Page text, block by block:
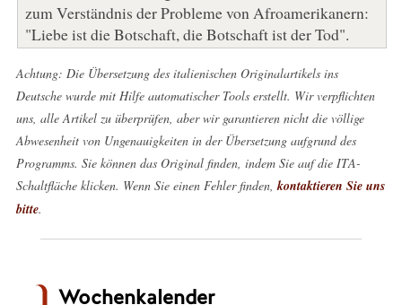
zum Verständnis der Probleme von Afroamerikanern:
"Liebe ist die Botschaft, die Botschaft ist der Tod".
Achtung: Die Übersetzung des italienischen Originalartikels ins
Deutsche wurde mit Hilfe automatischer Tools erstellt. Wir verpflichten
uns, alle Artikel zu überprüfen, aber wir garantieren nicht die völlige
Abwesenheit von Ungenauigkeiten in der Übersetzung aufgrund des
Programms. Sie können das Original finden, indem Sie auf die ITA-
Schaltfläche klicken. Wenn Sie einen Fehler finden, kontaktieren Sie uns
bitte.
Wochenkalender